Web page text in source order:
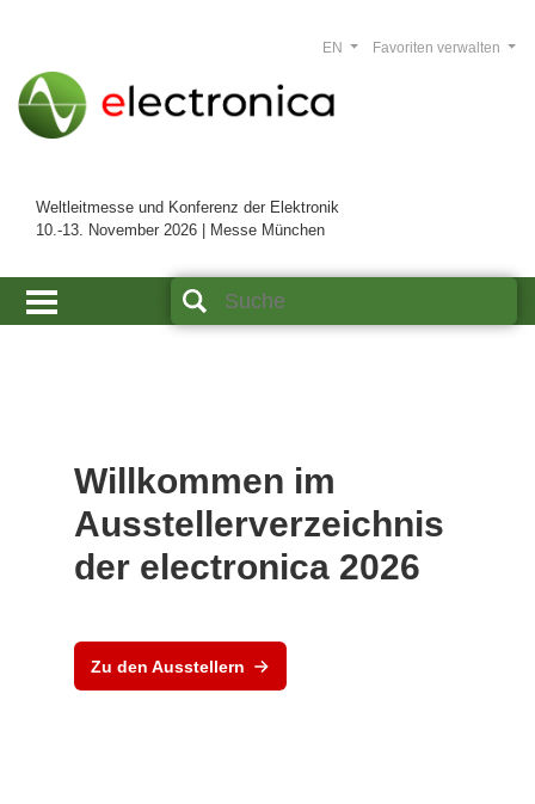
Weltleitmesse und Konferenz der Elektronik
10.-13. November 2026 | Messe München
Favoriten verwalten
EN
Willkommen im
Ausstellerverzeichnis
der electronica 2026
Zu den Ausstellern